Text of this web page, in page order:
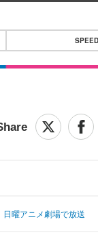
曜アニメ劇場で放送